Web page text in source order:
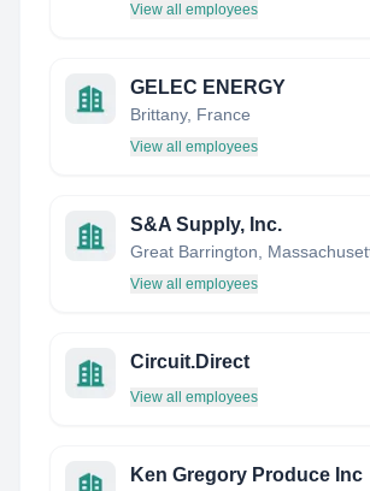
View all employees
GELEC ENERGY
Brittany, France
View all employees
S&A Supply, Inc.
View all employees
Circuit.Direct
View all employees
Ken Gregory Produce Inc